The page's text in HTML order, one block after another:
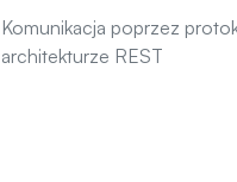
Komunikacja poprzez
architekturze REST